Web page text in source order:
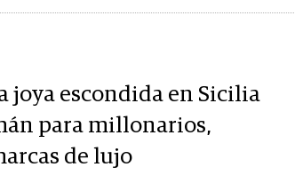
joya escondida en Sicilia
para millonarios,
de lujo